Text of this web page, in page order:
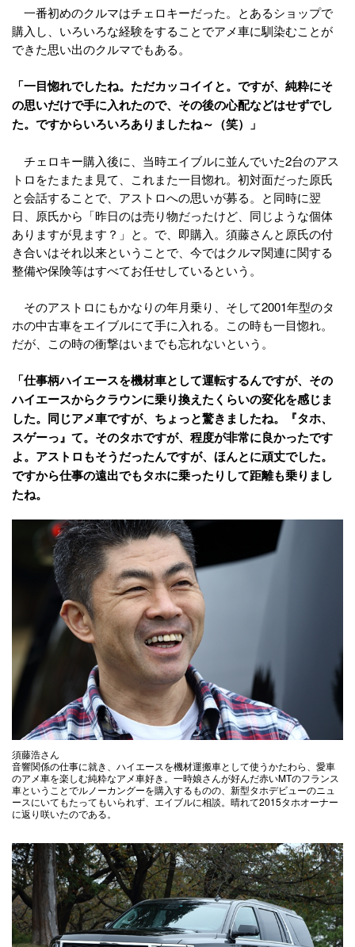
一番初めのクルマはチェロキーだった。とあるショップで
購入し、いろいろな経験をすることでアメ車に馴染むことが
できた思い出のクルマでもある。
「一目惚れでしたね。ただカッコイイと。ですが、純粋にそ
の思いだけで手に入れたので、その後の心配などはせずでし
た。ですからいろいろありましたね～（笑）」
チェロキー購入後に、当時エイブルに並んでいた2台のアス
トロをたまたま見て、これまた一目惚れ。初対面だった原氏
と会話することで、アストロへの思いが募る。と同時に翌
日、原氏から「昨日のは売り物だったけど、同じような個体
ありますが見ます？」と。で、即購入。須藤さんと原氏の付
き合いはそれ以来ということで、今ではクルマ関連に関する
整備や保険等はすべてお任せしているという。
そのアストロにもかなりの年月乗り、そして2001年型のタ
ホの中古車をエイブルにて手に入れる。この時も一目惚れ。
だが、この時の衝撃はいまでも忘れないという。
「仕事柄ハイエースを機材車として運転するんですが、その
ハイエースからクラウンに乗り換えたくらいの変化を感じま
した。同じアメ車ですが、ちょっと驚きましたね。『タホ、
スゲーっ』て。そのタホですが、程度が非常に良かったです
よ。アストロもそうだったんですが、ほんとに頑丈でした。
ですから仕事の遠出でもタホに乗ったりして距離も乗りまし
たね。
須藤浩さん
音響関係の仕事に就き、ハイエースを機材運搬車として使うかたわら、愛車
のアメ車を楽しむ純粋なアメ車好き。一時娘さんが好んだ赤いMTのフランス
車ということでルノーカングーを購入するものの、新型タホデビューのニュ
ースにいてもたってもいられず、エイブルに相談。晴れて2015タホオーナー
に返り咲いたのである。